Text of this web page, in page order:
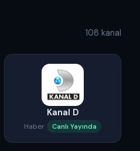
108 kanal
Kanal D
Haber Canlı Yayında